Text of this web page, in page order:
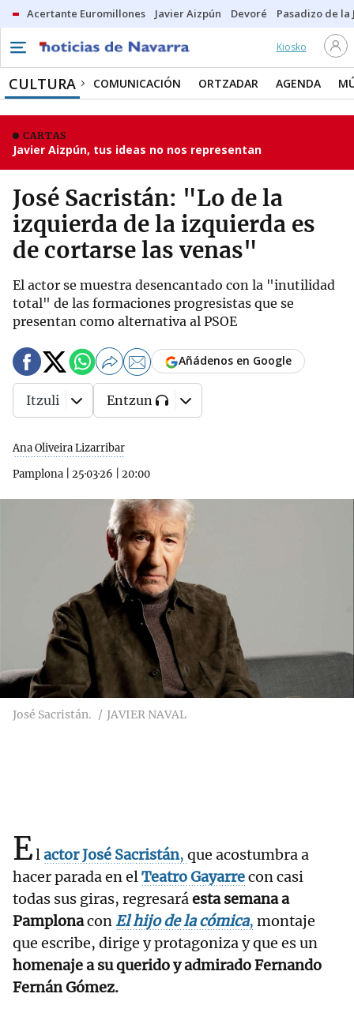
Acertante Euromillones Javier Aizpún Devoré Pasadizo de la
Kiosko
CULTURA COMUNICACIÓN ORTZADAR AGENDA
CARTAS
Javier Aizpún, tus ideas no nos representan
José Sacristán: "Lo de la
izquierda de la izquierda es
de cortarse las venas"
El actor se muestra desencantado con la "inutilidad
total" de las formaciones progresistas que se
presentan como alternativa al PSOE
Ana Oliveira Lizarribar
Pamplona
25·03·26 20:00
Añádenos en Google
Itzuli Entzun
José Sacristán. JAVIER NAVAL
Elactor José Sacristán, que acostumbra a
hacer parada en elTeatro Gayarrecon casi
todas sus giras, regresaráesta semana a
PamplonaconEl hijo de la cómica, montaje
que escribe, dirige y protagoniza y que es un
homenaje a su querido y admirado Fernando
Fernán Gómez.